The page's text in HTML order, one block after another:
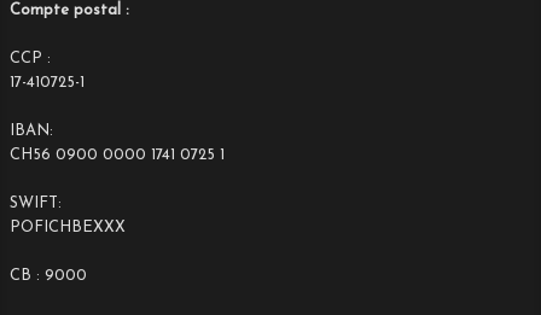
Compte postal :
CCP :
17-410725-1
IBAN:
CH56 0900 0000 1741 0725 1
SWIFT:
POFICHBEXXX
CB : 9000